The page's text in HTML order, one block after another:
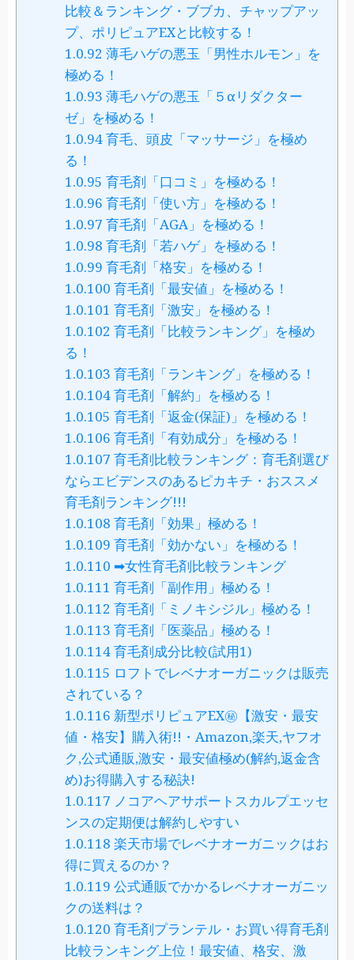
比較＆ランキング・ブブカ、チャップアッ
プ、ポリピュアEXと比較する！
1.0.92 薄毛ハゲの悪玉「男性ホルモン」を
極める！
1.0.93 薄毛ハゲの悪玉「５αリダクター
ゼ」を極める！
1.0.94育毛、頭皮「マッサージ」を極め
る！
1.0.95 育毛剤「口コミ」を極める！
1.0.96 育毛剤「使い方」を極める！
1.0.97 育毛剤「AGA」を極める！
1.0.98 育毛剤「若ハゲ」を極める！
1.0.99 育毛剤「格安」を極める！
1.0.100 育毛剤「最安値」を極める！
1.0.101 育毛剤「激安」を極める！
1.0.102 育毛剤「比較ランキング」を極め
る！
1.0.103 育毛剤「ランキング」を極める！
1.0.104育毛剤「解約」を極める！
1.0.105 育毛剤「返金(保証)」を極める！
1.0.106 育毛剤「有効成分」を極める！
1.0.107 育毛剤比較ランキング：育毛剤選び
ならエビデンスのあるピカキチ・おススメ
育毛剤ランキング!!!
1.0.108 育毛剤「効果」極める！
1.0.109 育毛剤「効かない」を極める！
1.0.110 ➡女性育毛剤比較ランキング
1.0.111 育毛剤「副作用」極める！
1.0.112 育毛剤「ミノキシジル」極める！
1.0.113 育毛剤「医薬品」極める！
1.0.114育毛剤成分比較(試用1)
1.0.115 ロフトでレベナオーガニックは販売
されている？
1.0.116 新型ポリピュアEX㊙【激安・最安
値・格安】購入術!!・Amazon,楽天,ヤフオ
ク,公式通販,激安・最安値極め(解約,返金含
め)お得購入する秘訣!
1.0.117 ノコアヘアサポートスカルプエッセ
ンスの定期便は解約しやすい
1.0.118 楽天市場でレベナオーガニックはお
得に買えるのか？
1.0.119 公式通販でかかるレベナオーガニッ
クの送料は？
1.0.120 育毛剤プランテル・お買い得育毛剤
比較ランキング上位！最安値、格安、激